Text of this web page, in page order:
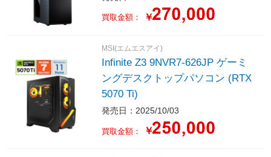
買取金額： ￥
MSI(エムエスアイ)
Infinite Z3 9NVR7-626JP ゲーミ
ングデスクトップパソコン (RTX
5070 Ti)
発売日：2025/10/03
買取金額： ￥